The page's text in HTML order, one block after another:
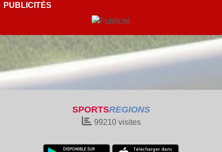
PUBLICITÉS
SPORTSREGIONS
99210visites